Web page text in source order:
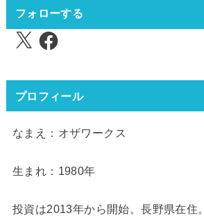
フォローする
X Facebook
プロフィール
なまえ：オザワークス
生まれ：1980年
投資は2013年から開始。長野県在住。